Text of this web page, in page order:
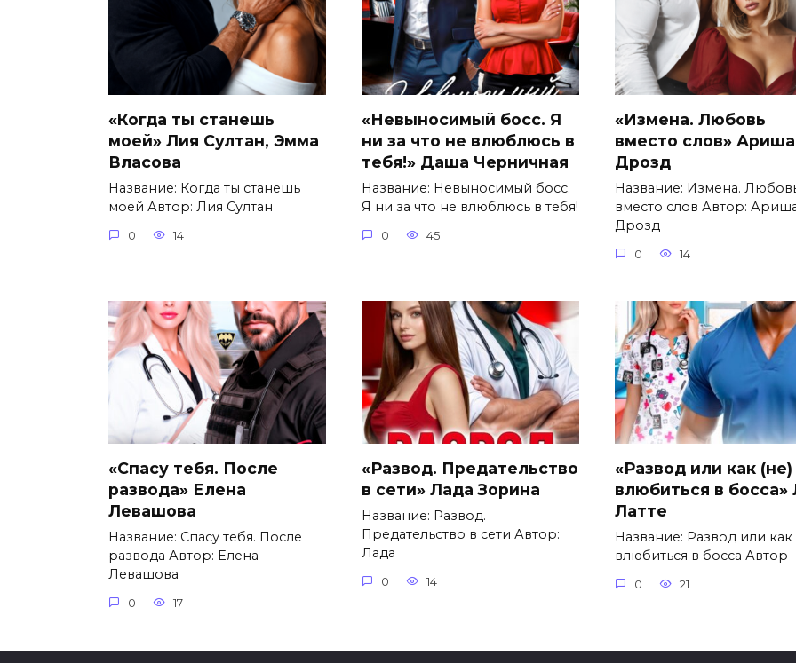
«Когда ты станешь
моей» Лия Султан, Эмма
Власова
Название: Когда ты станешь
моей Автор: Лия Султан
0 14
«Невыносимый босс. Я
ни за что не влюблюсь в
тебя!» Даша Черничная
Название: Невыносимый босс.
Я ни за что не влюблюсь в тебя!
0 45
«Измена. Любовь
вместо слов» Ариша
Дрозд
Название: Измена.
вместо слов Автор:
Дрозд
0 14
«Спасу тебя. После
развода» Елена
Левашова
Название: Спасу тебя. После
развода Автор: Елена
Левашова
0 17
«Развод. Предательство
в сети» Лада Зорина
Название: Развод.
Предательство в сети Автор:
Лада
0 14
«Развод или как (не)
влюбиться в босса»
Латте
Название: Развод или как
влюбиться в босса Автор
0 21